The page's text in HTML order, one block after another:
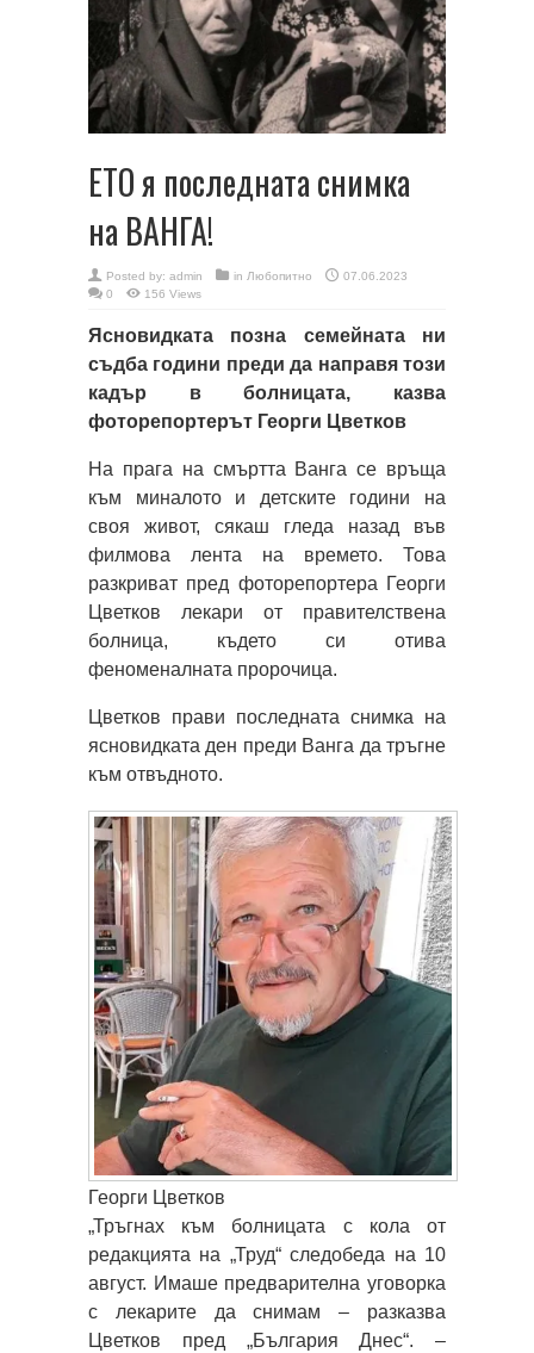
ЕТО я последната снимка
на ВАНГА!
Posted by: admin in Любопитно
07.06.2023
0
156 Views
Ясновидката позна семейната ни
съдба години преди да направя този
кадър в болницата, казва
фоторепортерът Георги Цветков
На прага на смъртта Ванга се връща
към миналото и детските години на
своя живот, сякаш гледа назад във
филмова лента на времето. Това
разкриват пред фоторепортера Георги
Цветков лекари от правителствена
болница, където си отива
феноменалната пророчица.
Цветков прави последната снимка на
ясновидката ден преди Ванга да тръгне
към отвъдното.
Георги Цветков
„Тръгнах към болницата с кола от
редакцията на „Труд“ следобеда на 10
август. Имаше предварителна уговорка
с лекарите да снимам – разказва
Цветков пред „България Днес“. –